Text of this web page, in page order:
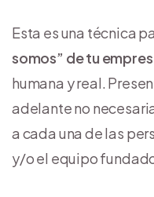
Esta es una técnica
somos” de tu
humana y real.
adelante no
a cada una de las
y/o el equipo